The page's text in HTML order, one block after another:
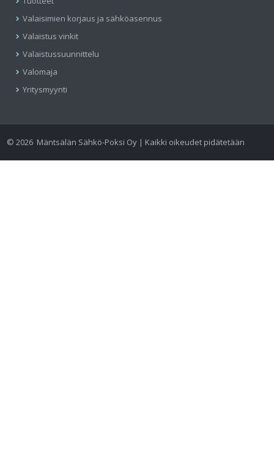
Valaisimien korjaus ja sähköasennus
Valaistus vinkit
Valaistussuunnittelu
Valomaja
Yritysmyynti
©2026 Mäntsälän Sähkö-Poksi Oy | Kaikki oikeudet pidätetään